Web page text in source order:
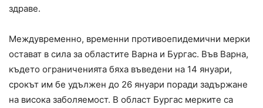
здраве.
Междувременно, временни противоепидемични мерки
остават в сила за областите Варна и Бургас. Във Варна,
където ограниченията бяха въведени на 14 януари,
срокът им бе удължен до 26 януари поради задържане
на висока заболяемост. В област Бургас мерките са